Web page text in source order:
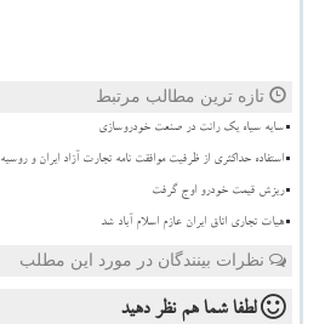
تازه ترین مطالب مرتبط
سایه سیاه یک رانت در صنعت خودروسازی
استفاده حداکثری از ظرفیت موافقت نامه تجارت آزاد ایران و روسیه
ریزش قیمت خودرو اوج گرفت
هیات تجاری اتاق ایران عازم اسلام آباد شد
نظرات بینندگان در مورد این مطلب
لطفا شما همنظر دهید